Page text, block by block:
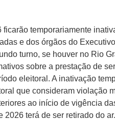
temporariamente
e dos órgãos do
turno, se houver no Rio
sobre a prestação de
eleitoral. A inativação
que consideram violação
ao início de vigência
terá de ser retirado do ar.